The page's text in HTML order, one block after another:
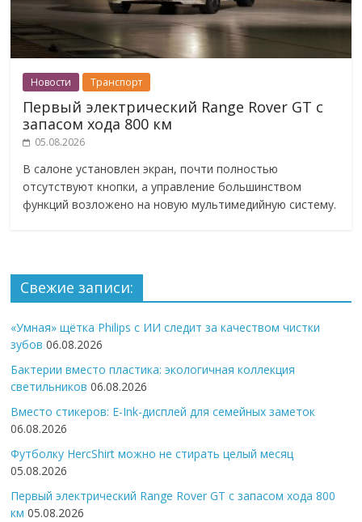
Новости Транспорт
Первый электрический Range Rover GT с
запасом хода 800 км
05.08.2026
В салоне установлен экран, почти полностью
отсутствуют кнопки, а управление большинством
функций возложено на новую мультимедийную систему.
Свежие записи:
«Умная» щётка Philips с ИИ следит за качеством чистки
зубов 06.08.2026
Бактерии вместо пластика: экологичная коллекция
светильников 06.08.2026
Вместо стикеров: E-Ink-дисплей для семейных заметок
06.08.2026
Футболку HercShirt можно не стирать целый месяц
05.08.2026
Первый электрический Range Rover GT с запасом хода 800
км 05.08.2026